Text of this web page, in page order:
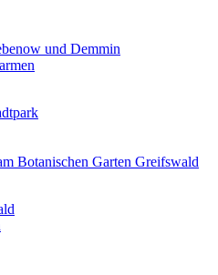
und Demmin
Botanischen Garten Greifswald